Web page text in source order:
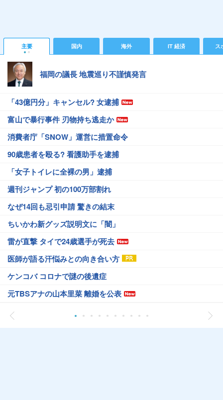
主要 国内 海外 IT 経済 ス
福岡の議長 地震巡り不謹慎発言
「43億円分」キャンセル? 女逮捕
富山で暴行事件 刃物持ち逃走か
消費者庁「SNOW」運営に措置命令
90歳患者を殴る? 看護助手を逮捕
「女子トイレに全裸の男」逮捕
週刊ジャンプ 初の100万部割れ
なぜ14回も忌引申請 驚きの結末
ちいかわ新グッズ説明文に「闇」
雷が直撃 タイで24歳選手が死去
医師が語る汗悩みとの向き合い方
ケンコバ コロナで謎の後遺症
元TBSアナの山本里菜 離婚を公表